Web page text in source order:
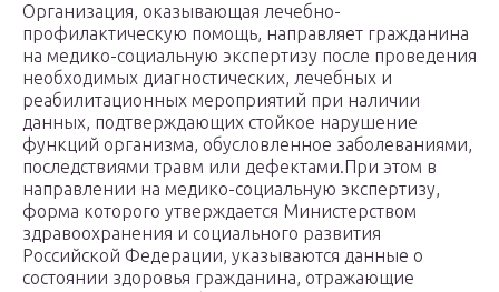
Организация, оказывающая лечебно-
профилактическую помощь, направляет гражданина
на медико-социальную экспертизу после проведения
необходимых диагностических, лечебных и
реабилитационных мероприятий при наличии
данных, подтверждающих стойкое нарушение
функций организма, обусловленное заболеваниями,
последствиями травм или дефектами.При этом в
направлении на медико-социальную экспертизу,
форма которого утверждается Министерством
здравоохранения и социального развития
Российской Федерации, указываются данные о
состоянии здоровья гражданина, отражающие